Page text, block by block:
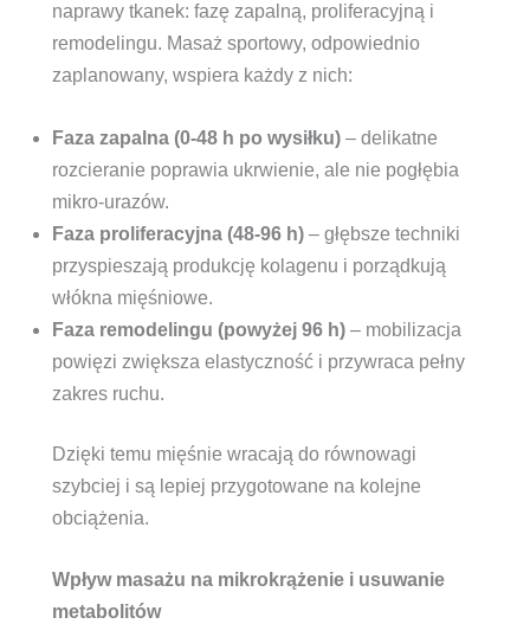
naprawy tkanek: fazę zapalną, proliferacyjną i
remodelingu. Masaż sportowy, odpowiednio
zaplanowany, wspiera każdy z nich:
Faza zapalna (0-48 h po wysiłku) – delikatne
rozcieranie poprawia ukrwienie, ale nie pogłębia
mikro-urazów.
Faza proliferacyjna (48-96 h) – głębsze techniki
przyspieszają produkcję kolagenu i porządkują
włókna mięśniowe.
Faza remodelingu (powyżej 96 h) – mobilizacja
powięzi zwiększa elastyczność i przywraca pełny
zakres ruchu.
Dzięki temu mięśnie wracają do równowagi
szybciej i są lepiej przygotowane na kolejne
obciążenia.
Wpływ masażu na mikrokrążenie i usuwanie
metabolitów